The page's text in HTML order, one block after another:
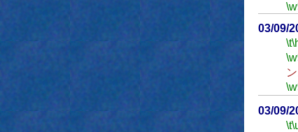
03/09/
\t
03/09/
\t